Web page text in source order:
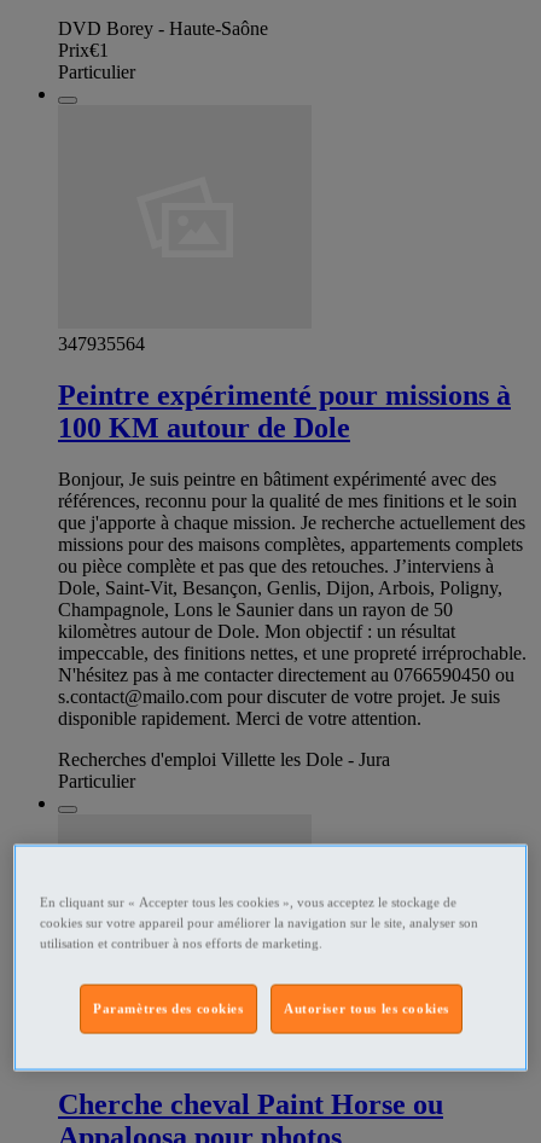
DVD Borey - Haute-Saône
Prix€1
Particulier
347935564
Peintre expérimenté pour missions à
100 KM autour de Dole
Bonjour, Je suis peintre en bâtiment expérimenté avec des
références, reconnu pour la qualité de mes finitions et le soin
que j'apporte à chaque mission. Je recherche actuellement des
missions pour des maisons complètes, appartements complets
ou pièce complète et pas que des retouches. J’interviens à
Dole, Saint-Vit, Besançon, Genlis, Dijon, Arbois, Poligny,
Champagnole, Lons le Saunier dans un rayon de 50
kilomètres autour de Dole. Mon objectif : un résultat
impeccable, des finitions nettes, et une propreté irréprochable.
N'hésitez pas à me contacter directement au 0766590450 ou
s.contact@mailo.com pour discuter de votre projet. Je suis
disponible rapidement. Merci de votre attention.
Recherches d'emploi Villette les Dole - Jura
Particulier
Cherche cheval Paint Horse ou
Appaloosa pour photos
En cliquant sur « Accepter tous les cookies », vous acceptez le stockage de
cookies sur votre appareil pour améliorer la navigation sur le site, analyser son
utilisation et contribuer à nos efforts de marketing.
Autoriser tous les cookies
Paramètres des cookies